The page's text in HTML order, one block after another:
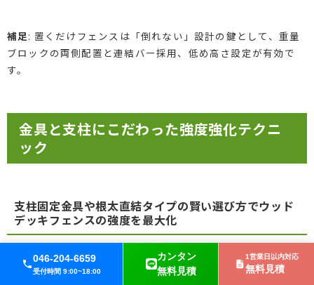
046-204-6659
受付時間 9:00~18:00
カンタン
無料見積
1営業日以内対応
無料見積
補足: 置くだけフェンスは「倒れない」設計の鍵として、重量
ブロックの両側配置と連結バー採用、低め高さ設定が有効で
す。
金具と支柱にこだわった強度強化テクニ
ック
支柱固定金具や根太直結タイプの賢い選び方でウッド
デッキフェンスの強度を最大化
ウッドデッキのフェンスを後付けするなら、強度は金具選びと
取付位置で大きく変わります。ポイントは
根太や大引きに直結